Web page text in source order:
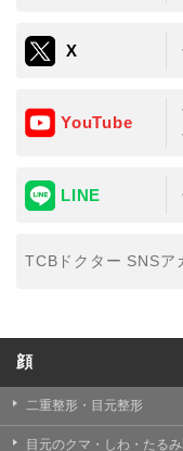
②TCBグループが
る情報
・患者様がご利用
日時、閲覧履歴等に
（これには、
③TCBグループが第
事業者およびアフ
・患者様の閲覧履
TCBグループは取
す。
X
YouTube
LINE
TCBドクター SNSア
顔
二重整形・目元整形
目元のクマ・しわ・たるみ